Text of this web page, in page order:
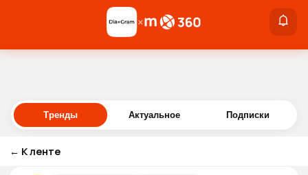
Войти
×
Тренды Актуальное Подписки
← К ленте